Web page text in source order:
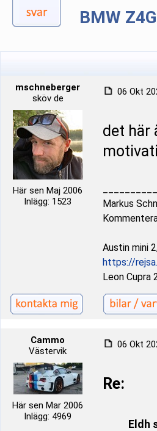
BMW
mschneberger
sköv de
Här sen Maj 2006
Inlägg: 1523
06 Okt
det här
Markus
Austin mini
https://
Leon Cupra
Cammo
Västervik
Här sen Mar 2006
Inlägg: 4969
06 Okt
Re:
Eldh